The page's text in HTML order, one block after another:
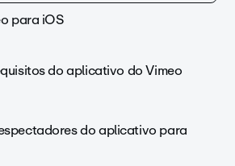
para iOS
do aplicativo do Vimeo
do aplicativo para